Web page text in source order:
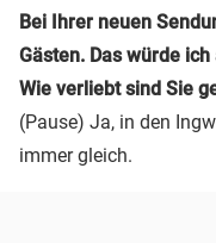
Bei Ihrer neuen
Gästen. Das würde
Wie verliebt sind Sie
(Pause) Ja, in den
immer gleich.